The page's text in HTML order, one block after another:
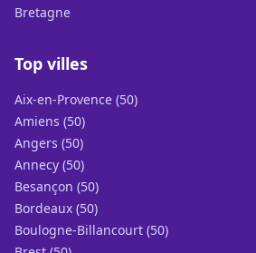
Bretagne
Top villes
Aix-en-Provence (50)
Amiens (50)
Angers (50)
Annecy (50)
Besançon (50)
Bordeaux (50)
Boulogne-Billancourt (50)